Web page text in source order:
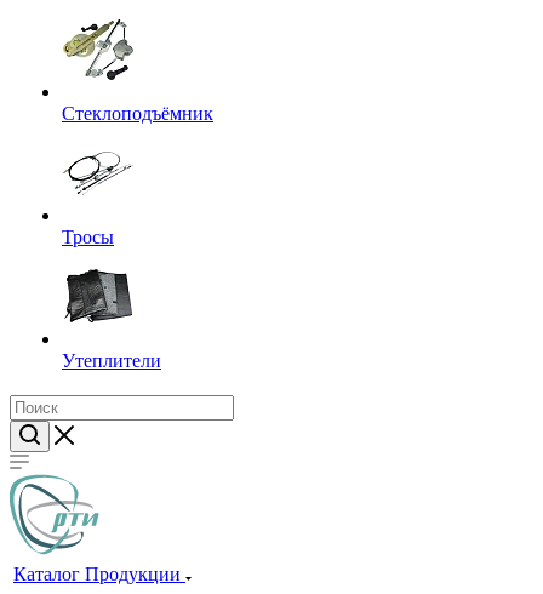
Стеклоподъёмник
Тросы
Утеплители
Каталог Продукции